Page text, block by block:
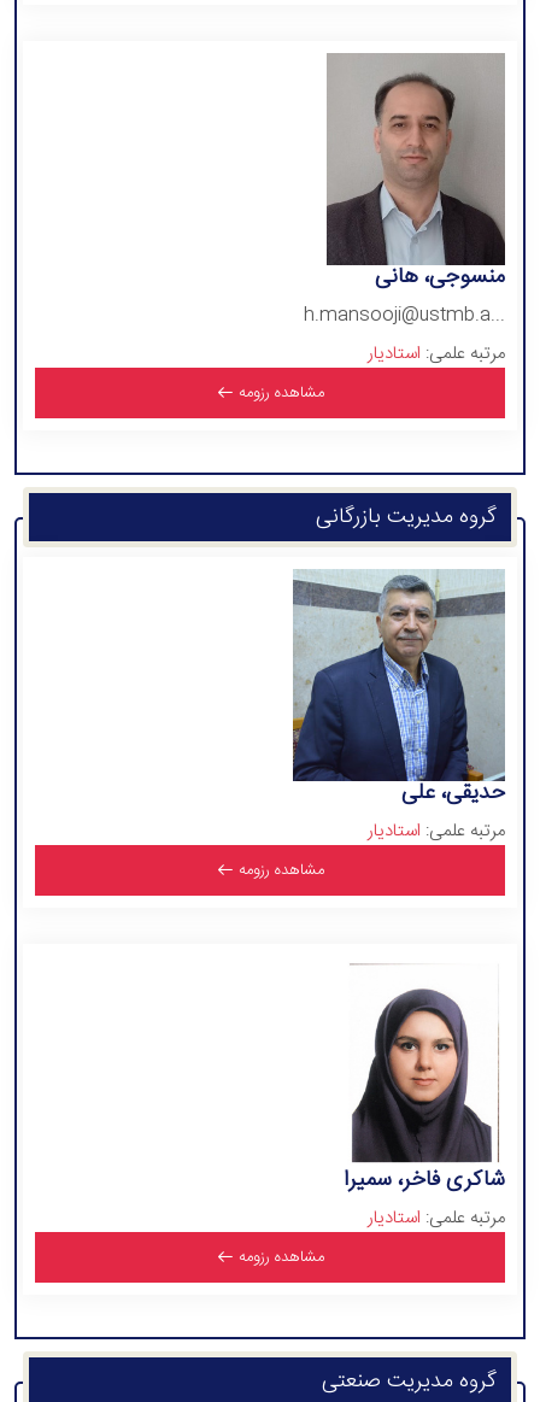
منسوجی، هانی
h.mansooji@ustmb.a...
مرتبه علمی: استادیار
مشاهده رزومه
گروه مدیریت بازرگانی
حدیقی، علی
مرتبه علمی: استادیار
مشاهده رزومه
شاکری فاخر، سمیرا
مرتبه علمی: استادیار
مشاهده رزومه
گروه مدیریت صنعتی